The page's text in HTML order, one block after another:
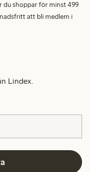
du shoppar för minst 499
att bli medlem i
Lindex.